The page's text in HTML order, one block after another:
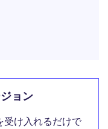
ョン
受け入れるだけで